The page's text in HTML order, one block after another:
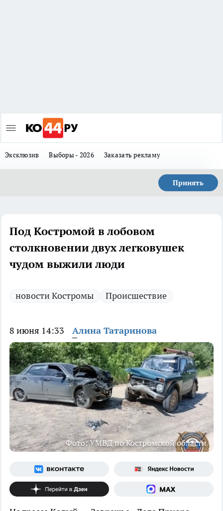
Эксклюзив Выборы - 2026 Заказать рекламу
Принять
Под Костромой в лобовом
столкновении двух легковушек
чудом выжили люди
новости Костромы Происшествие
8 июня 14:33 Алина Татаринова
Фото: УМВД по Костромской области